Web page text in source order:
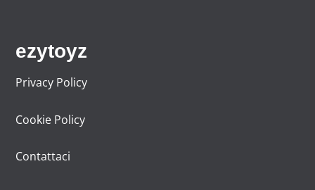
ezytoyz
Privacy Policy
Cookie Policy
Contattaci